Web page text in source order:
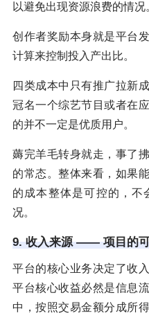
以避免出现资源浪费的情况
创作者奖励本身就是平台
计算来控制投入产出比。
四类成本中只有推广拉新
冠名一个综艺节目或者在
的并不一定是优质用户。
薅完羊毛转身就走，事了
的常态。整体来看，如果
的成本整体是可控的，不
况。
9. 收入来源 —— 项目的
平台的核心业务决定了收
平台核心收益必然是信息
中，按照交易金额分成所